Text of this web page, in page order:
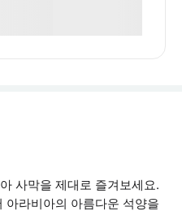
사막을 제대로 즐겨보세요.
라비아의 아름다운 석양을